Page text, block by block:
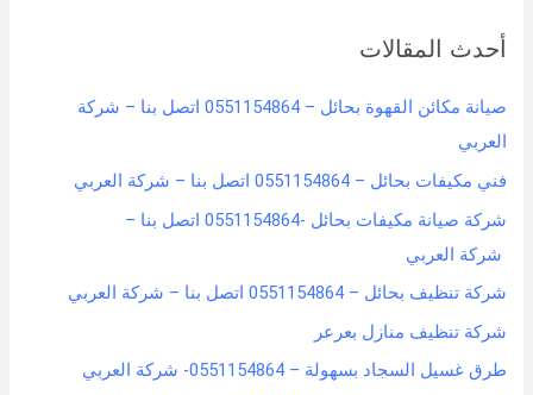
c
f
o
r
:
أحدث المقالات
صيانة مكائن القهوة بحائل – 0551154864 اتصل بنا – شركة
العربي
فني مكيفات بحائل – 0551154864 اتصل بنا – شركة العربي
شركة صيانة مكيفات بحائل -0551154864 اتصل بنا –
شركة العربي
شركة تنظيف بحائل – 0551154864 اتصل بنا – شركة العربي
شركة تنظيف منازل بعرعر
طرق غسيل السجاد بسهولة – 0551154864- شركة العربي